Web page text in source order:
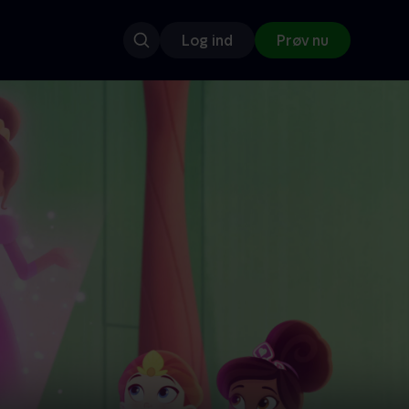
Log ind Prøv nu